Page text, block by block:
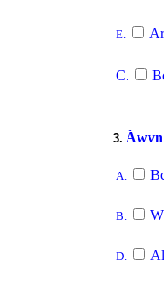
E.
C.
3.
A.
B.
D.